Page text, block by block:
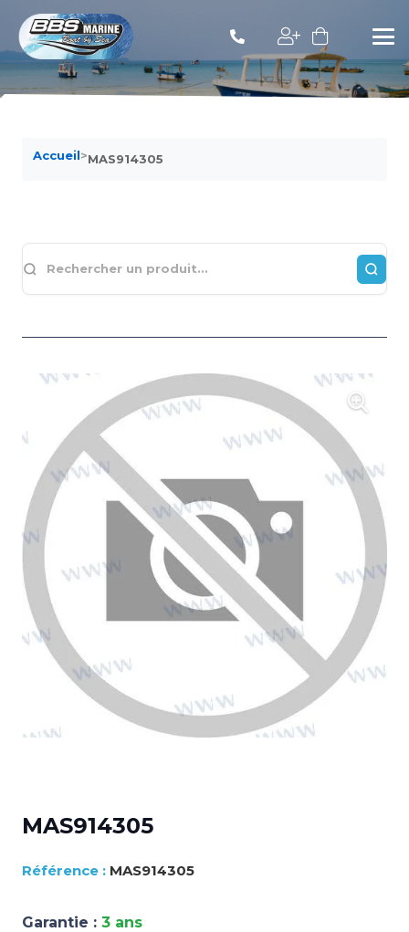
Accueil>MAS914305
MAS914305
MAS914305
Garantie : 3 ans